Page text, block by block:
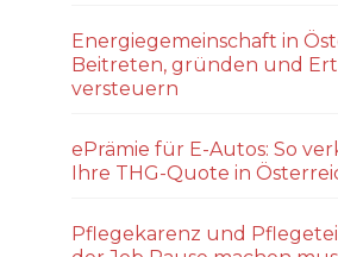
Energiegemeinschaft in
Beitreten, gründen und
versteuern
ePrämie für E-Autos: So
Ihre THG-Quote in
Pflegekarenz und